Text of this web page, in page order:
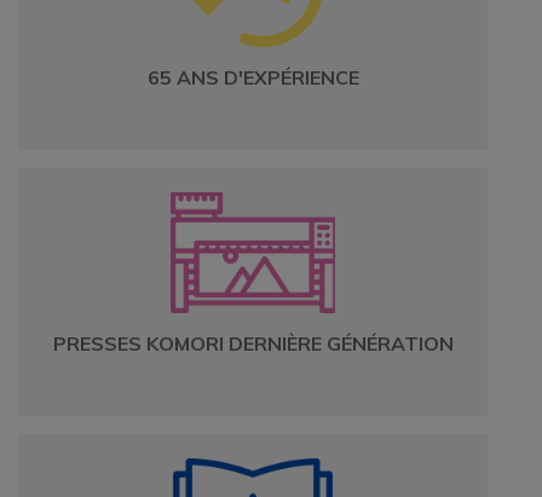
65 ANS D'EXPÉRIENCE
PRESSES KOMORI DERNIÈRE GÉNÉRATION